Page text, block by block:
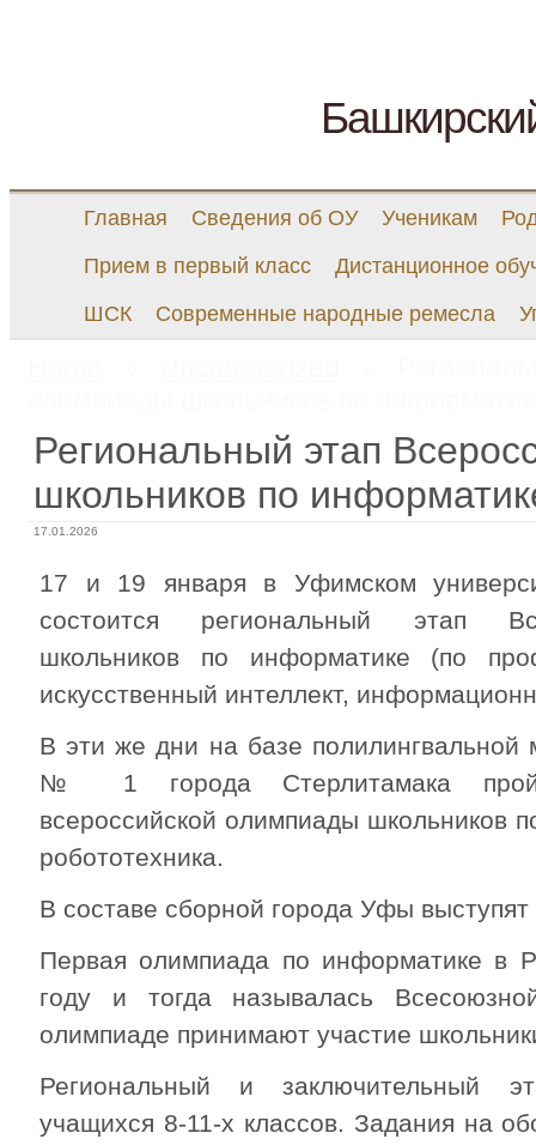
Главная Сведения об ОУ Ученикам
Прием в первый класс
Дистанционное
ШСК
Современные народные ремесла
Региональный этап
школьников по
17.01.2026
17 и 19 января в Уфимском
состоится региональный этап
школьников по информатике (по
искусственный интеллект,
В эти же дни на базе полилингвальной
№ 1 города Стерлитамака
всероссийской олимпиады школьников
робототехника.
В составе сборной города Уфы выступят
Первая олимпиада по информатике в
году и тогда называлась
олимпиаде принимают участие
Региональный и заключительный
учащихся 8-11-х классов. Задания на